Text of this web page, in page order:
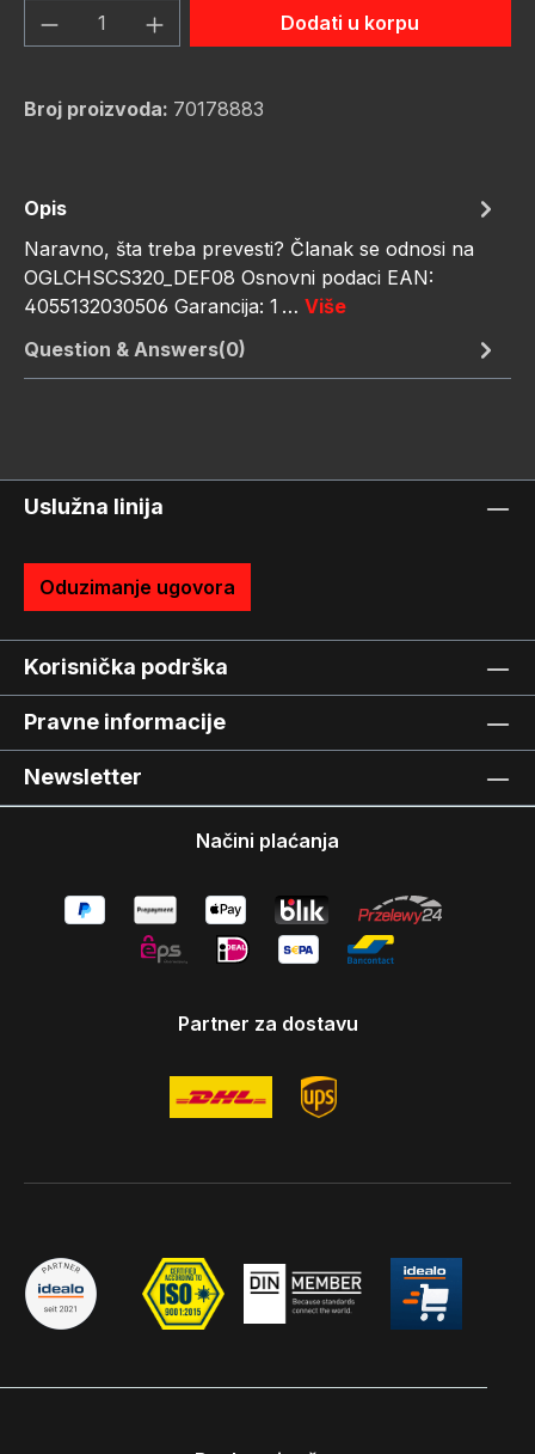
Količina proizvoda: Unesite željenu
Dodati u korpu
Broj proizvoda: 70178883
Opis
Naravno, šta treba prevesti? Članak se odnosi na
OGLCHSCS320_DEF08 Osnovni podaci EAN:
4055132030506 Garancija: 1 … Više
Question & Answers(0)
Uslužna linija
Oduzimanje ugovora
Korisnička podrška
Pravne informacije
Newsletter
Načini plaćanja
Partner za dostavu